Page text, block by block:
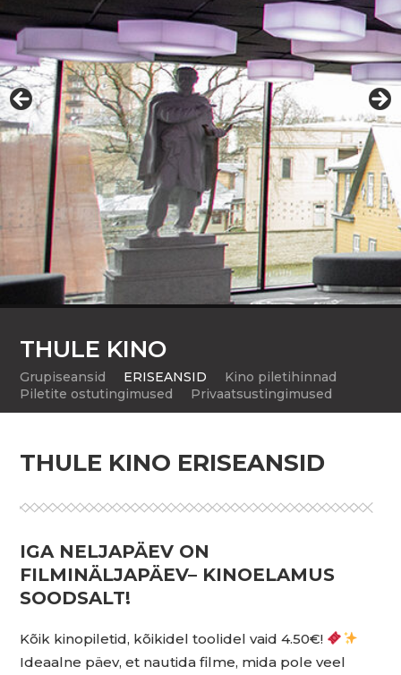
Thule Koda Väikelastetuba
THULE KINO
Grupiseansid ERISEANSID
Kino piletihinnad
Piletite ostutingimused
Privaatsustingimused
THULE KINO ERISEANSID
IGA NELJAPÄEV ON
FILMINÄLJAPÄEV– KINOELAMUS
SOODSALT!
Kõik kinopiletid, kõikidel toolidel vaid 4.50€!
Ideaalne päev, et nautida filme, mida pole veel